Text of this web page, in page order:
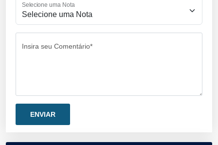
Selecione uma Nota
Insira seu Comentário*